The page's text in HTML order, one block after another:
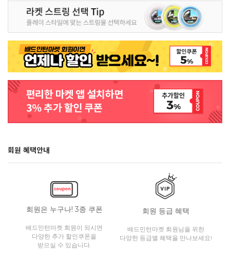
회원 혜택안내
회원은 누구나! 3종 쿠폰
배드민턴마켓 회원이 되시면
다양한 추가 할인쿠폰을
받으실 수 있습니다.
회원 등급 혜택
배드민턴마켓 회원님을 위한
다양한 등급별 혜택을 만나보세요!